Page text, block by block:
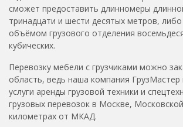
сможет предоставить длинномеры
тринадцати и шести десятых метров,
объёмом грузового отделения
кубических.
Перевозку мебели с грузчиками можно
область, ведь наша компания ГрузМастер
услуги аренды грузовой техники и
грузовых перевозок в Москве,
километрах от МКАД.